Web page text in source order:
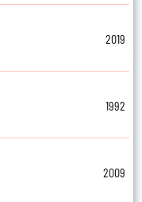
2019
1992
2009